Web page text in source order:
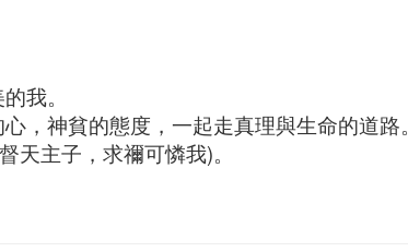
我。
，神貧的態度，一起走真理與生命的道路。
主子，求禰可憐我)。